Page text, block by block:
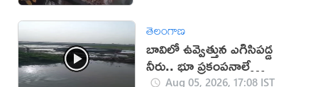
తెలంగాణ
బావిలో ఉవ్వెత్తున ఎగిసిపడ్డ
నీరు.. భూ ప్రకంపనాలే
Aug 05, 2026, 17:08 IST